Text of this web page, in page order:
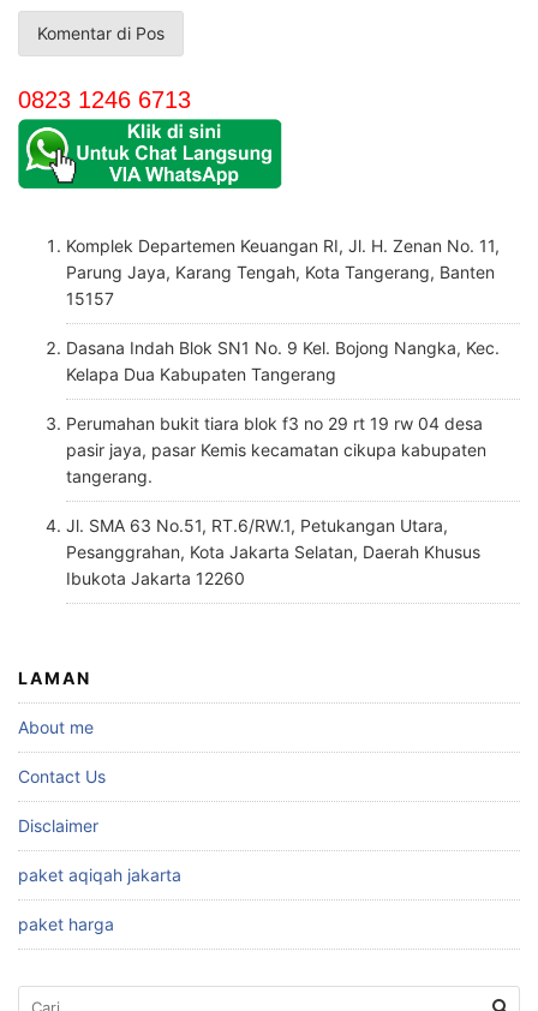
0823 1246 6713
Komplek Departemen Keuangan RI, Jl. H. Zenan No. 11,
Parung Jaya, Karang Tengah, Kota Tangerang, Banten
15157
Dasana Indah Blok SN1 No. 9 Kel. Bojong Nangka, Kec.
Kelapa Dua Kabupaten Tangerang
Perumahan bukit tiara blok f3 no 29 rt 19 rw 04 desa
pasir jaya, pasar Kemis kecamatan cikupa kabupaten
tangerang.
Jl. SMA 63 No.51, RT.6/RW.1, Petukangan Utara,
Pesanggrahan, Kota Jakarta Selatan, Daerah Khusus
Ibukota Jakarta 12260
LAMAN
About me
Contact Us
Disclaimer
paket aqiqah jakarta
paket harga
Cari